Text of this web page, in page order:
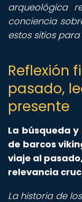
arqueológica
conciencia
estos sitios
Reflexión
pasado,
presente
La búsqueda
de barcos
viaje al
relevancia
La historia de